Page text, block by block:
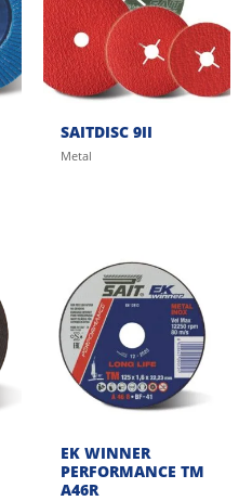
SAITDISC 9II
Metal
EK WINNER
PERFORMANCE TM
A46R